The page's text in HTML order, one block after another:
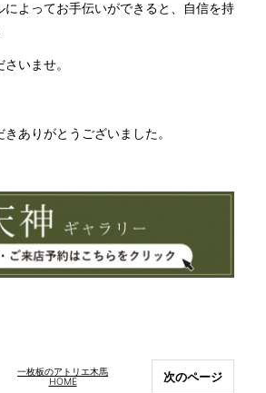
によってお手伝いができると、自信を持
いませ。
ありがとうございました。
一枚板のアトリエ木馬
HOME
次のページ